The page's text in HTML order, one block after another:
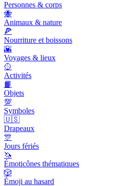
Personnes & corps
🐝
Animaux & nature
🍕
Nourriture et boissons
🌇
Voyages & lieux
🥎
Activités
📙
Objets
💯
Symboles
🇺🇸
Drapeaux
🎊
Jours fériés
🦄
Émoticônes thématiques
🎲
Émoji au hasard